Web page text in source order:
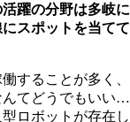
躍の分野は多岐に
スポットを当てて
することが多く、
んてどうでもいい…
ロボットが存在し